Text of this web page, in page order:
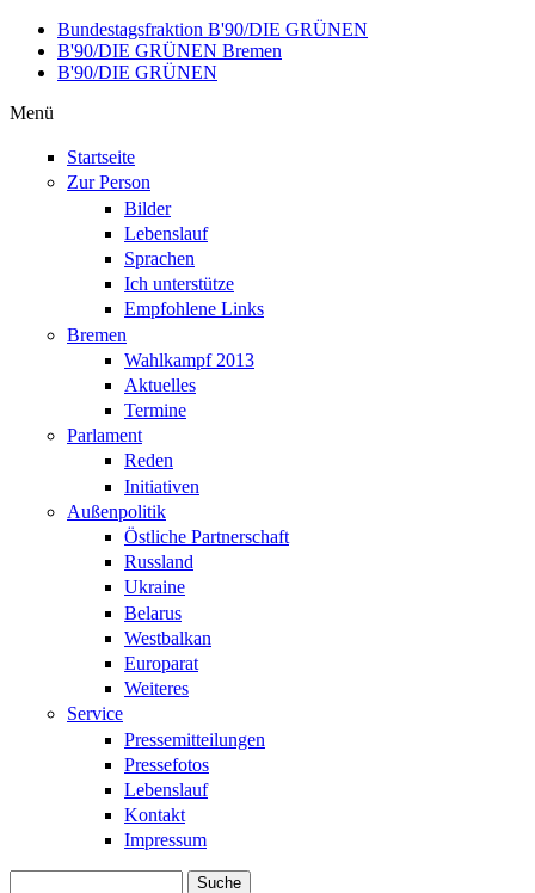
Direkt zum Inhalt
Bundestagsfraktion B'90/DIE GRÜNEN
B'90/DIE GRÜNEN Bremen
B'90/DIE GRÜNEN
Menü
Startseite
Zur Person
Bilder
Lebenslauf
Sprachen
Ich unterstütze
Empfohlene Links
Bremen
Wahlkampf 2013
Aktuelles
Termine
Parlament
Reden
Initiativen
Außenpolitik
Östliche Partnerschaft
Russland
Ukraine
Belarus
Westbalkan
Europarat
Weiteres
Service
Pressemitteilungen
Pressefotos
Lebenslauf
Kontakt
Impressum